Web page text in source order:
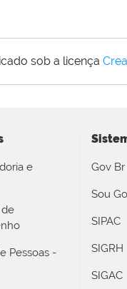
sob a licença
e
de
Pessoas -
Gov Br
Sou
SIPAC
SIGRH
SIGAC